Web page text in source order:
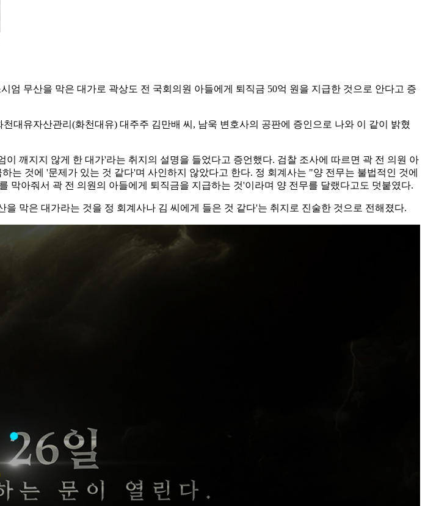
무산을 막은 대가로 곽상도 전 국회의원 아들에게 퇴직금 50억 원을 지급한 것으로 안다고 증
대유자산관리(화천대유) 대주주 김만배 씨, 남욱 변호사의 공판에 증인으로 나와 이 같이 밝혔
깨지지 않게 한 대가'라는 취지의 설명을 들었다고 증언했다. 검찰 조사에 따르면 곽 전 의원 아
는 것에 '문제가 있는 것 같다'며 사인하지 않았다고 한다. 정 회계사는 "양 전무는 불법적인 것에
아줘서 곽 전 의원의 아들에게 퇴직금을 지급하는 것'이라며 양 전무를 달랬다고도 덧붙였다.
막은 대가라는 것을 정 회계사나 김 씨에게 들은 것 같다'는 취지로 진술한 것으로 전해졌다.